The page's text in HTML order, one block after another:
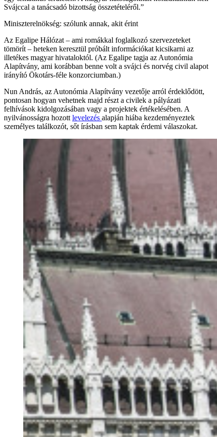
Svájccal a tanácsadó bizottság összetételéről.”
Miniszterelnökség: szólunk annak, akit érint
Az Egalipe Hálózat – ami romákkal foglalkozó szervezeteket
tömörít – heteken keresztül próbált információkat kicsikarni az
illetékes magyar hivataloktól. (Az Egalipe tagja az Autonómia
Alapítvány, ami korábban benne volt a svájci és norvég civil alapot
irányító Ökotárs-féle konzorciumban.)
Nun András, az Autonómia Alapítvány vezetője arról érdeklődött,
pontosan hogyan vehetnek majd részt a civilek a pályázati
felhívások kidolgozásában vagy a projektek értékelésében. A
nyilvánosságra hozott levelezés alapján hiába kezdeményeztek
személyes találkozót, sőt írásban sem kaptak érdemi válaszokat.